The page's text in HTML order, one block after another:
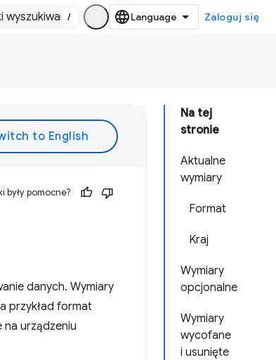
/ Zaloguj się
Na tej
stronie
Aktualne
wymiary
Format
Kraj
Wymiary
opcjonalne
Wymiary
wycofane
i usunięte
były pomocne?
danych. Wymiary
przykład format
na urządzeniu